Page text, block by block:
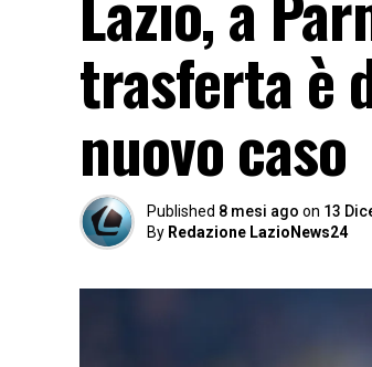
trasferta è
nuovo caso
Published 8 mesi ago on 13
By Redazione LazioNews24